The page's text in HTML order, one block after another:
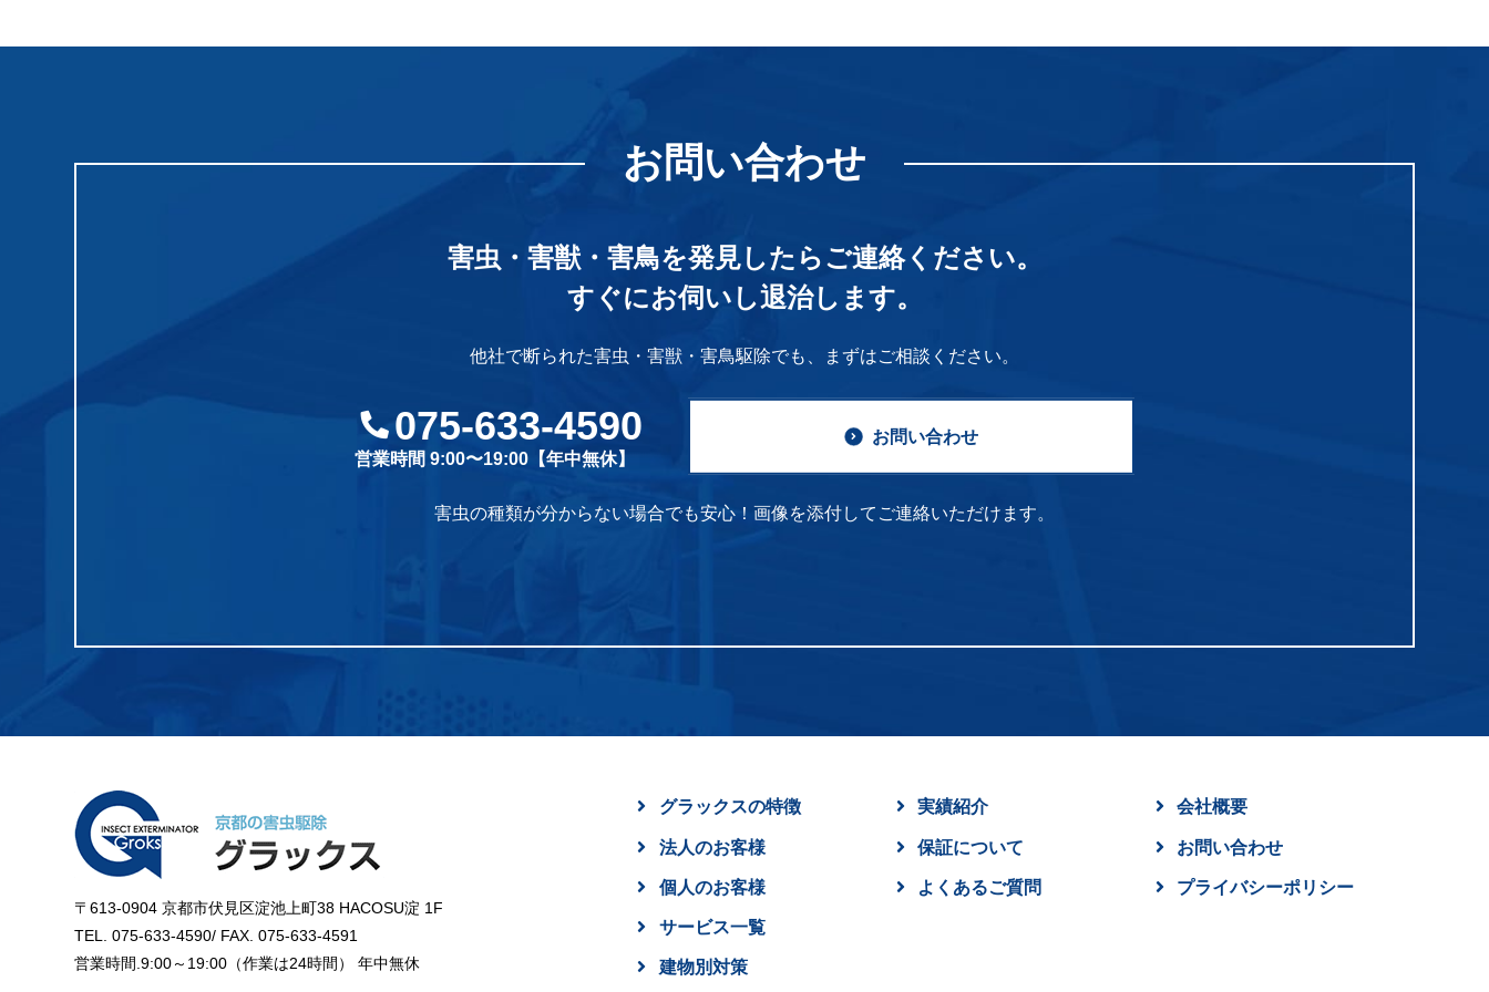
お問い合わせ
害虫・害獣・害鳥を発見したらご連絡ください。
すぐにお伺いし退治します。
他社で断られた害虫・害獣・害鳥駆除でも、 まずはご相談ください。
075-633-4590
営業時間 9:00〜19:00【年中無休】
お問い合わせ
害虫の種類が分からない場合でも安心！画像を添付してご連絡いただけます。
〒613-0904 京都市伏見区淀池上町38 HACOSU淀 1F
TEL. 075-633-4590/ FAX. 075-633-4591
営業時間.9:00～19:00（作業は24時間） 年中無休
グラックスの特徴
法人のお客様
個人のお客様
サービス一覧
建物別対策
実績紹介
保証について
よくあるご質問
会社概要
お問い合わせ
プライバシーポリシー